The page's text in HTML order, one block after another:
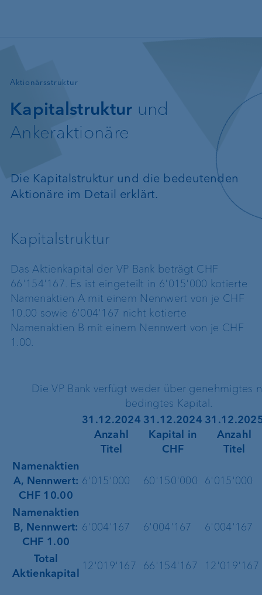
Aktionärsstruktur
—
Kapitalstruktur und
Ankeraktionäre
Die Kapitalstruktur und die bedeutenden
Aktionäre im Detail erklärt.
Kapitalstruktur
Das Aktienkapital der VP Bank beträgt CHF
66'154'167. Es ist eingeteilt in 6'015'000 kotierte
Namenaktien A mit einem Nennwert von je CHF
10.00 sowie 6'004'167 nicht kotierte
Namenaktien B mit einem Nennwert von je CHF
1.00.
Die VP Bank verfügt weder über genehmigtes
bedingtes Kapital.
31.12.2024
Anzahl
Titel
31.12.2024
Kapital in
CHF
Anzahl
Titel
Namenaktien
A, Nennwert:
CHF 10.00
6'015'000 60'150'000 6'015'000
Namenaktien
B, Nennwert:
CHF 1.00
6'004'167 6'004'167 6'004'167
Total
Aktienkapital
12'019'167 66'154'167 12'019'167